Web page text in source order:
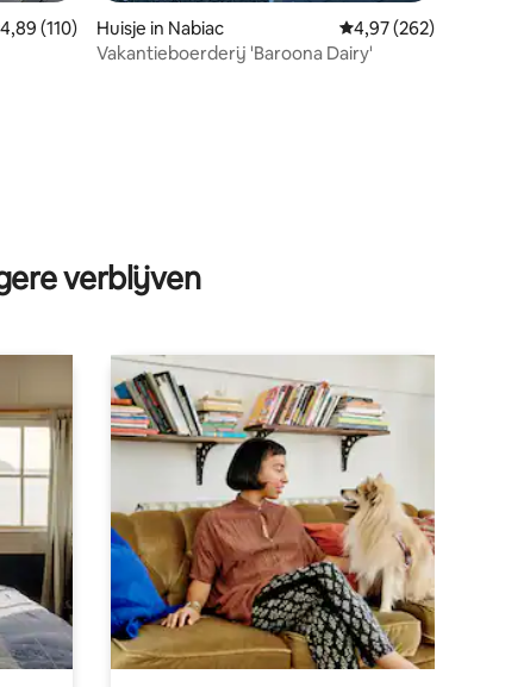
beoordeling van 4,89 op 5, 110 recensies
4,89 (110)
Huisje in Nabiac Gemiddelde
4,97 (262)
Vakantieboerderij 'Baroona Dairy'
verblijven